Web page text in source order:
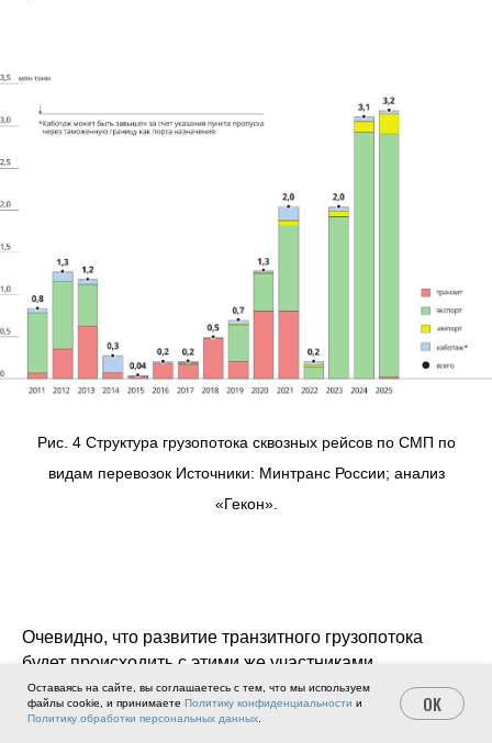
Рис. 4 Структура грузопотока сквозных рейсов по СМП по
видам перевозок Источники: Минтранс России; анализ
«Гекон».
Очевидно, что развитие транзитного грузопотока
будет происходить с этими же участниками.
В ближайшей перспективе, очевидно, будет
Оставаясь на сайте, вы соглашаетесь с тем, что мы используем
файлы cookie, и принимаете Политику конфиденциальности и
Политику обработки персональных данных
OK